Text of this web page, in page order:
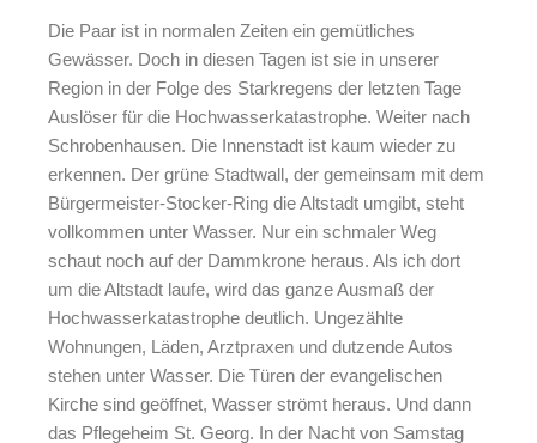
Die Paar ist in normalen Zeiten ein gemütliches
Gewässer. Doch in diesen Tagen ist sie in unserer
Region in der Folge des Starkregens der letzten Tage
Auslöser für die Hochwasserkatastrophe. Weiter nach
Schrobenhausen. Die Innenstadt ist kaum wieder zu
erkennen. Der grüne Stadtwall, der gemeinsam mit dem
Bürgermeister-Stocker-Ring die Altstadt umgibt, steht
vollkommen unter Wasser. Nur ein schmaler Weg
schaut noch auf der Dammkrone heraus. Als ich dort
um die Altstadt laufe, wird das ganze Ausmaß der
Hochwasserkatastrophe deutlich. Ungezählte
Wohnungen, Läden, Arztpraxen und dutzende Autos
stehen unter Wasser. Die Türen der evangelischen
Kirche sind geöffnet, Wasser strömt heraus. Und dann
das Pflegeheim St. Georg. In der Nacht von Samstag